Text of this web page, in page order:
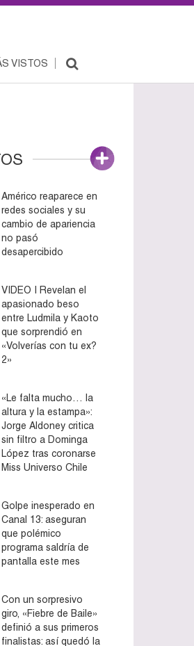
VISTOS
Américo reaparece en
redes sociales y su
cambio de apariencia
no pasó
desapercibido
VIDEO | Revelan el
apasionado beso
entre Ludmila y Kaoto
que sorprendió en
«Volverías con tu ex?
2»
«Le falta mucho… la
altura y la estampa»:
Jorge Aldoney critica
sin filtro a Dominga
López tras coronarse
Miss Universo Chile
Golpe inesperado en
Canal 13: aseguran
que polémico
programa saldría de
pantalla este mes
Con un sorpresivo
giro, «Fiebre de Baile»
definió a sus primeros
finalistas: así quedó la